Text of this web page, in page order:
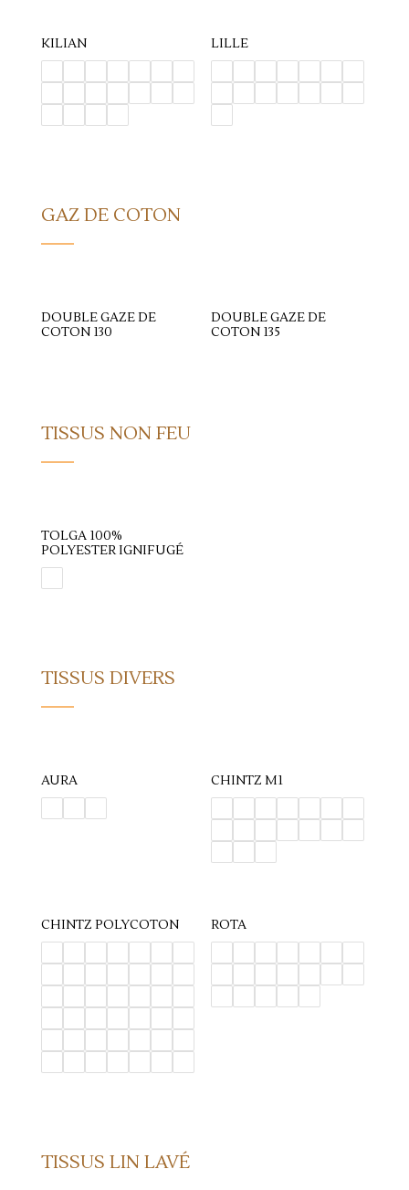
KILIAN LILLE
GAZ DE COTON
DOUBLE GAZE DE
COTON 130
DOUBLE GAZE DE
COTON 135
TISSUS NON FEU
TOLGA 100%
POLYESTER IGNIFUGÉ
TISSUS DIVERS
AURA CHINTZ M1
CHINTZ POLYCOTON ROTA
TISSUS LIN LAVÉ